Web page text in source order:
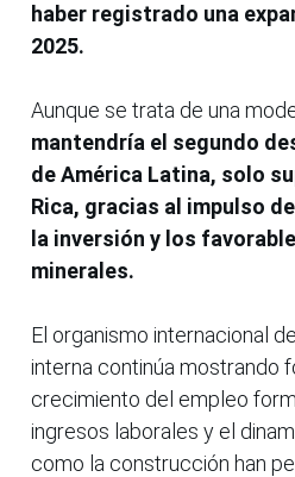
haber registrado una
2025.
Aunque se trata de una
mantendría el segundo
de América Latina, solo
Rica, gracias al impulso
la inversión y los
minerales.
El organismo internacional
interna continúa mostrando
crecimiento del empleo
ingresos laborales y el
como la construcción han